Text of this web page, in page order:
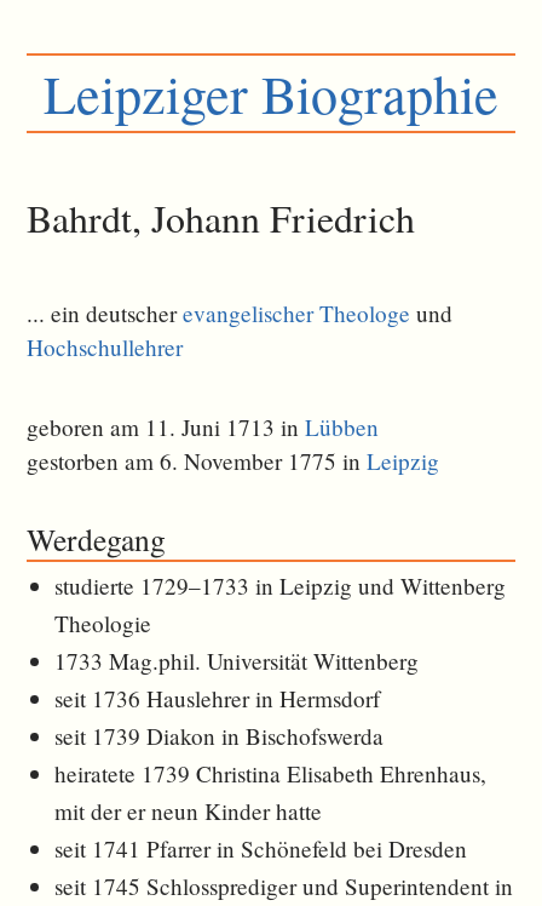
Leipziger Biographie
Bahrdt, Johann Friedrich
... ein deutscherevangelischer Theologe und
Hochschullehrer
geboren am 11. Juni 1713 inLübben
gestorben am 6. November 1775 inLeipzig
Werdegang
studierte 1729–1733 in Leipzig und Wittenberg
Theologie
1733 Mag.phil. Universität Wittenberg
seit 1736 Hauslehrer in Hermsdorf
seit 1739 Diakon in Bischofswerda
heiratete 1739 Christina Elisabeth Ehrenhaus,
mit der er neun Kinder hatte
seit 1741 Pfarrer in Schönefeld bei Dresden
seit 1745 Schlossprediger und Superintendent in